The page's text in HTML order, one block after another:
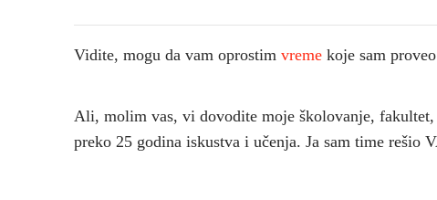
Vidite, mogu da vam oprostim vremekoje sam
Ali, molim vas, vi dovodite moje školovanje,
preko 25 godina iskustva i učenja. Ja sam time rešio